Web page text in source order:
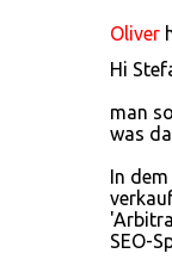
Oliver
Hi
man
was
In
SEO-